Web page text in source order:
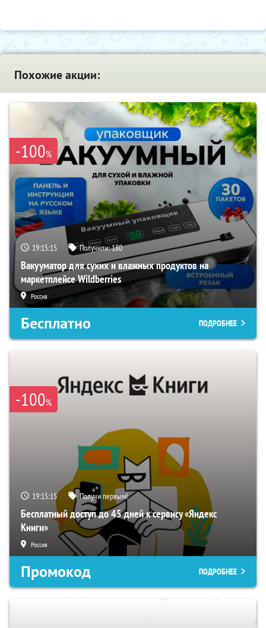
Похожие акции:
-100%
19:15:13 Получили:180
Вакууматор для сухих и влажных продуктов на
маркетплейсе Wildberries
Россия
Бесплатно ПОДРОБНЕЕ
-100%
19:15:13 Получи первым!
Бесплатный доступ до 45 дней к сервису «Яндекс
Книги»
Россия
Промокод ПОДРОБНЕЕ